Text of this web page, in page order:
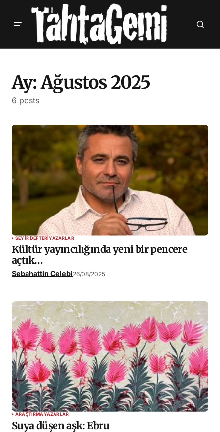
Ay:Ağustos 2025
6 posts
SEYIR DEFTERIYAZARLAR
Kültür yayıncılığında yeni bir pencere
açtık…
Sebahattin Celebi26/08/2025
ARAŞTIRMAYAZARLAR
Suya düşen aşk: Ebru